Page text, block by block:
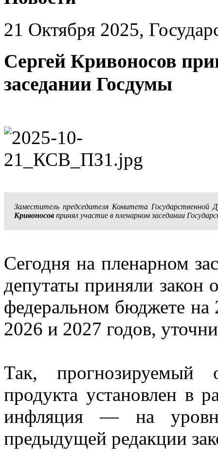
21 Октября 2025,
Сергей Кривоносов
заседании Госдумы
Заместитель председателя Комитета
Кривоносов принял участие в пленарном заседании
Сегодня на пленарном
депутаты приняли закон
федеральном бюджете
2026 и 2027 годов,
Так, прогнозируемый
продукта установлен в
инфляция — на
предыдущей редакции